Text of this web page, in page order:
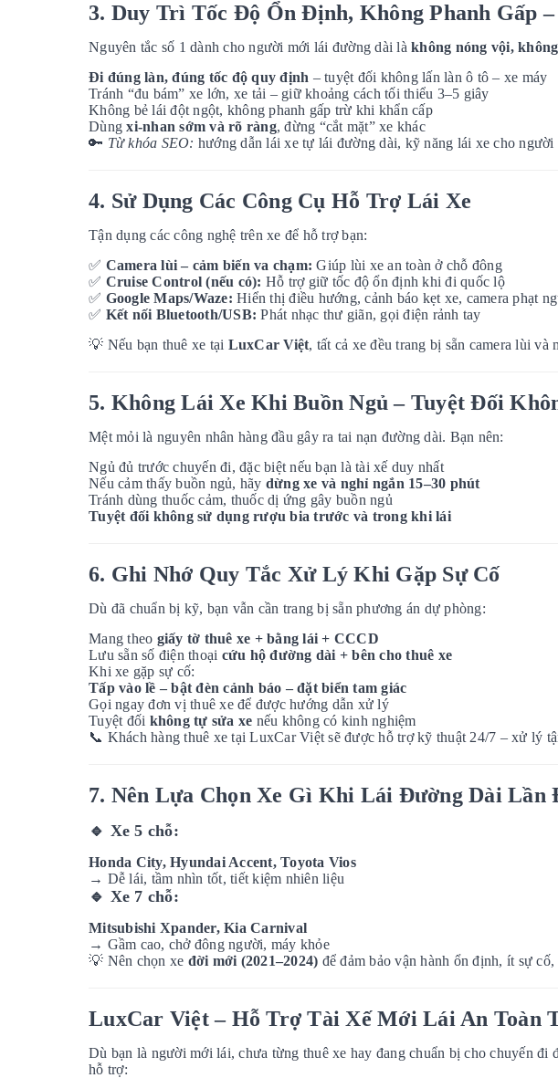
3. Duy Trì Tốc Độ Ổn Định, Không Phanh Gấp
Nguyên tắc số 1 dành cho người mới lái đường dài là không nóng vội,
Đi đúng làn, đúng tốc độ quy định – tuyệt đối không lấn làn ô tô – xe máy
Tránh “đu bám” xe lớn, xe tải – giữ khoảng cách tối thiểu 3–5 giây
Không bẻ lái đột ngột, không phanh gấp trừ khi khẩn cấp
Dùngxi-nhan sớm và rõ ràng, đừng “cắt mặt” xe khác
🔑 Từ khóa SEO: hướng dẫn lái xe tự lái đường dài, kỹ năng lái xe cho người
4. Sử Dụng Các Công Cụ Hỗ Trợ Lái Xe
Tận dụng các công nghệ trên xe để hỗ trợ bạn:
✅ Camera lùi – cảm biến va chạm: Giúp lùi xe an toàn ở chỗ đông
✅ Cruise Control (nếu có): Hỗ trợ giữ tốc độ ổn định khi đi quốc lộ
✅ Google Maps/Waze: Hiển thị điều hướng, cảnh báo kẹt xe, camera phạt
✅ Kết nối Bluetooth/USB: Phát nhạc thư giãn, gọi điện rảnh tay
💡 Nếu bạn thuê xe tại LuxCar Việt, tất cả xe đều trang bị sẵn camera lùi và
5. Không Lái Xe Khi Buồn Ngủ – Tuyệt Đối
Mệt mỏi là nguyên nhân hàng đầu gây ra tai nạn đường dài. Bạn nên:
Ngủ đủ trước chuyến đi, đặc biệt nếu bạn là tài xế duy nhất
Nếu cảm thấy buồn ngủ, hãy dừng xe và nghỉ ngắn 15–30 phút
Tránh dùng thuốc cảm, thuốc dị ứng gây buồn ngủ
Tuyệt đối không sử dụng rượu bia trước và trong khi lái
6. Ghi Nhớ Quy Tắc Xử Lý Khi Gặp Sự Cố
Dù đã chuẩn bị kỹ, bạn vẫn cần trang bị sẵn phương án dự phòng:
Mang theo giấy tờ thuê xe + bằng lái + CCCD
Lưu sẵn số điện thoại cứu hộ đường dài + bên cho thuê xe
Khi xe gặp sự cố:
Tấp vào lề – bật đèn cảnh báo – đặt biển tam giác
Gọi ngay đơn vị thuê xe để được hướng dẫn xử lý
Tuyệt đối không tự sửa xe nếu không có kinh nghiệm
📞 Khách hàng thuê xe tại LuxCar Việt sẽ được hỗ trợ kỹ thuật 24/7 – xử lý
7. Nên Lựa Chọn Xe Gì Khi Lái Đường Dài Lần
🔹 Xe 5 chỗ:
Honda City, Hyundai Accent, Toyota Vios
→ Dễ lái, tầm nhìn tốt, tiết kiệm nhiên liệu
🔹 Xe 7 chỗ:
Mitsubishi Xpander, Kia Carnival
→ Gầm cao, chở đông người, máy khỏe
💡 Nên chọn xe đời mới (2021–2024) để đảm bảo vận hành ổn định, ít sự
LuxCar Việt – Hỗ Trợ Tài Xế Mới Lái An Toàn
Dù bạn là người mới lái, chưa từng thuê xe hay đang chuẩn bị cho chuyến đi
hỗ trợ: